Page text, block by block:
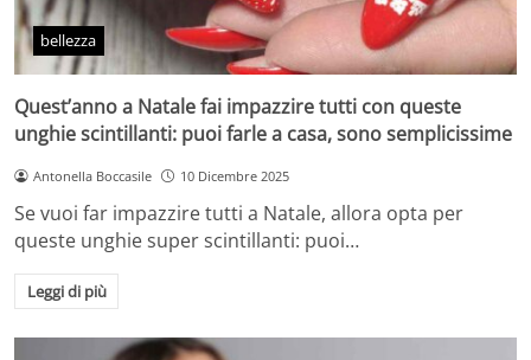
bellezza
Quest’anno a Natale fai impazzire tutti con queste
unghie scintillanti: puoi farle a casa, sono semplicissime
Antonella Boccasile 10 Dicembre 2025
Se vuoi far impazzire tutti a Natale, allora opta per
queste unghie super scintillanti: puoi…
Leggi di più